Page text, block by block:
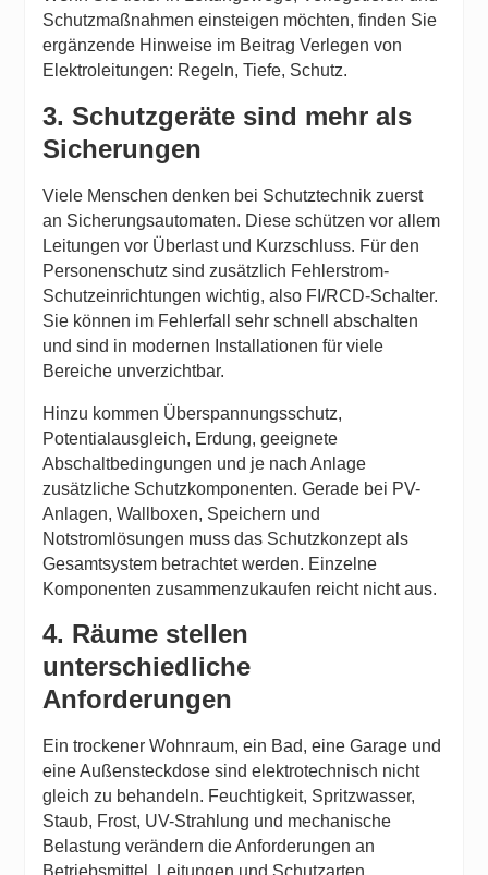
Schutzmaßnahmen einsteigen möchten, finden Sie
ergänzende Hinweise im BeitragVerlegen von
Elektroleitungen: Regeln, Tiefe, Schutz.
3. Schutzgeräte sind mehr als
Sicherungen
Viele Menschen denken bei Schutztechnik zuerst
an Sicherungsautomaten. Diese schützen vor allem
Leitungen vor Überlast und Kurzschluss. Für den
Personenschutz sind zusätzlich Fehlerstrom-
Schutzeinrichtungen wichtig, also FI/RCD-Schalter.
Sie können im Fehlerfall sehr schnell abschalten
und sind in modernen Installationen für viele
Bereiche unverzichtbar.
Hinzu kommen Überspannungsschutz,
Potentialausgleich, Erdung, geeignete
Abschaltbedingungen und je nach Anlage
zusätzliche Schutzkomponenten. Gerade bei PV-
Anlagen, Wallboxen, Speichern und
Notstromlösungen muss das Schutzkonzept als
Gesamtsystem betrachtet werden. Einzelne
Komponenten zusammenzukaufen reicht nicht aus.
4. Räume stellen
unterschiedliche
Anforderungen
Ein trockener Wohnraum, ein Bad, eine Garage und
eine Außensteckdose sind elektrotechnisch nicht
gleich zu behandeln. Feuchtigkeit, Spritzwasser,
Staub, Frost, UV-Strahlung und mechanische
Belastung verändern die Anforderungen an
Betriebsmittel, Leitungen und Schutzarten.